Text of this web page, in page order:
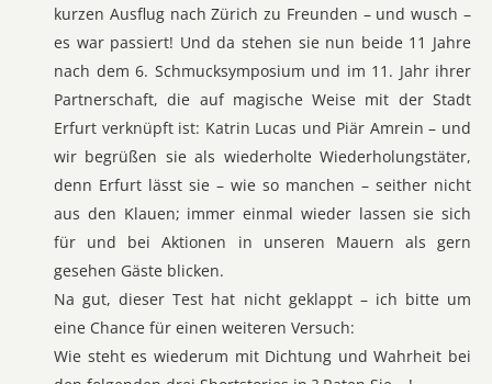
kurzen Ausflug nach Zürich zu Freunden – und wusch –
es war passiert! Und da stehen sie nun beide 11 Jahre
nach dem 6. Schmucksymposium und im 11. Jahr ihrer
Partnerschaft, die auf magische Weise mit der Stadt
Erfurt verknüpft ist: Katrin Lucas und Piär Amrein – und
wir begrüßen sie als wiederholte Wiederholungstäter,
denn Erfurt lässt sie – wie so manchen – seither nicht
aus den Klauen; immer einmal wieder lassen sie sich
für und bei Aktionen in unseren Mauern als gern
gesehen Gäste blicken.
Na gut, dieser Test hat nicht geklappt – ich bitte um
eine Chance für einen weiteren Versuch:
Wie steht es wiederum mit Dichtung und Wahrheit bei